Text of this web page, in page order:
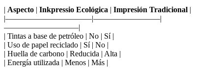
| Aspecto | Inkpressio Ecológica | Impresión Tradicional |
|———————————|————————–|
—————————–|
| Tintas a base de petróleo | No | Sí |
| Uso de papel reciclado | Sí | No |
| Huella de carbono | Reducida | Alta |
| Energía utilizada | Menos | Más |